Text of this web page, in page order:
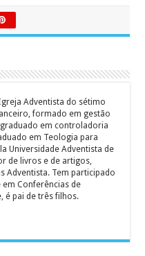
Adventista do sétimo
formado em gestão
em controladoria
em Teologia para
Universidade Adventista de
de livros e de artigos,
Adventista. Tem participado
Conferências de
é pai de três filhos.